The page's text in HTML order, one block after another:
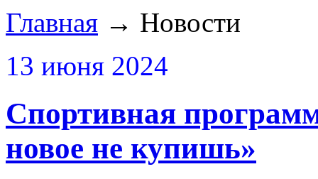
Главная → Новости
13 июня 2024
Спортивная
новое не купишь»